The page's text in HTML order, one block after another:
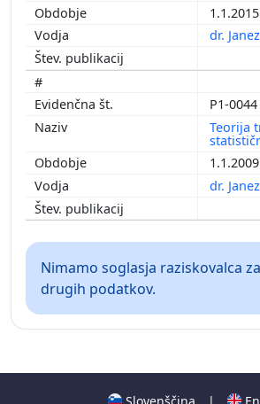
dr.
P1-0044
Teorija
dr.
Nimamo soglasja raziskovalca
drugih podatkov.